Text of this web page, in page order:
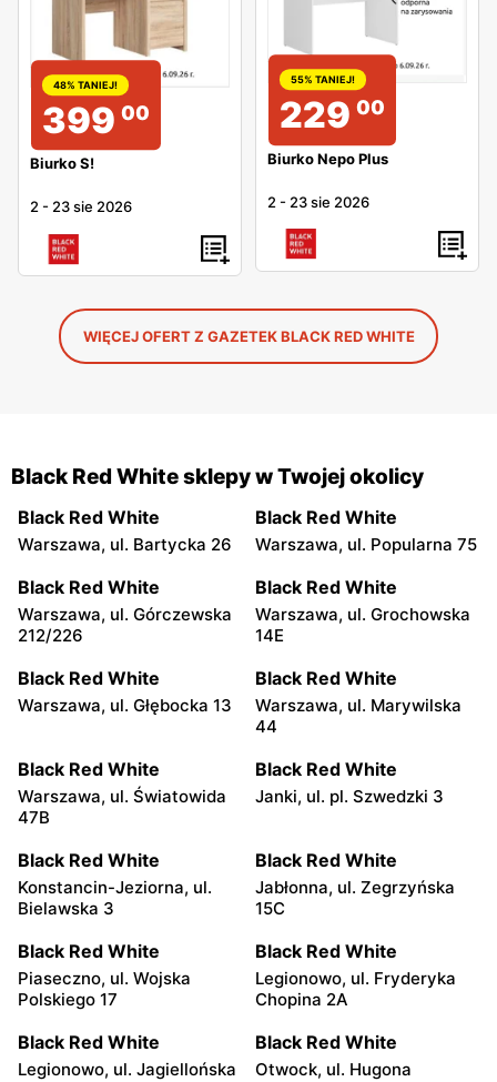
48% TANIEJ!
399 00
Biurko S!
2 - 23 sie 2026
55% TANIEJ!
229 00
Biurko Nepo Plus
2 - 23 sie 2026
WIĘCEJ OFERT Z GAZETEK BLACK RED WHITE
Black Red White sklepy w Twojej okolicy
Black Red White
Warszawa, ul. Bartycka 26
Black Red White
Warszawa, ul. Popularna 75
Black Red White
Warszawa, ul. Górczewska
212/226
Black Red White
Warszawa, ul. Grochowska
14E
Black Red White
Warszawa, ul. Głębocka 13
Black Red White
Warszawa, ul. Marywilska
44
Black Red White
Warszawa, ul. Światowida
47B
Black Red White
Janki, ul. pl. Szwedzki 3
Black Red White
Konstancin-Jeziorna, ul.
Bielawska 3
Black Red White
Jabłonna, ul. Zegrzyńska
15C
Black Red White
Piaseczno, ul. Wojska
Polskiego 17
Black Red White
Legionowo, ul. Fryderyka
Chopina 2A
Black Red White
Legionowo, ul. Jagiellońska
Black Red White
Otwock, ul. Hugona